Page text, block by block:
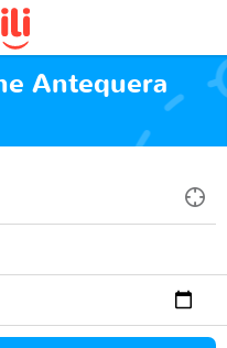
Antequera